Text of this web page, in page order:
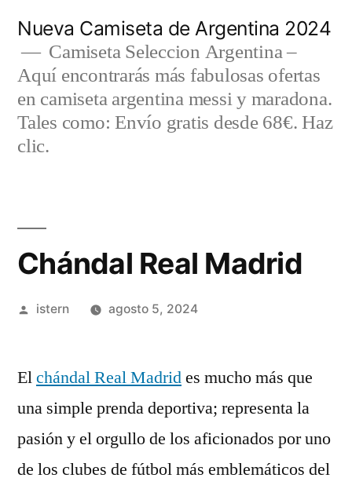
contenido
Nueva Camiseta de Argentina 2024
Camiseta Seleccion Argentina –
Aquí encontrarás más fabulosas ofertas
en camiseta argentina messi y maradona.
Tales como: Envío gratis desde 68€. Haz
clic.
Chándal Real Madrid
Publicado
istern agosto 5, 2024
Elchándal Real Madrides mucho más que
una simple prenda deportiva; representa la
pasión y el orgullo de los aficionados por uno
de los clubes de fútbol más emblemáticos del